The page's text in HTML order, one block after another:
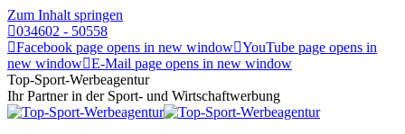
Zum Inhalt springen
034602 - 50558
Facebook page opens in new window YouTube page opens in
new window E-Mail page opens in new window
Top-Sport-Werbeagentur
Ihr Partner in der Sport- und Wirtschaftwerbung